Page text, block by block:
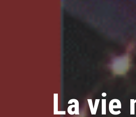
La vie